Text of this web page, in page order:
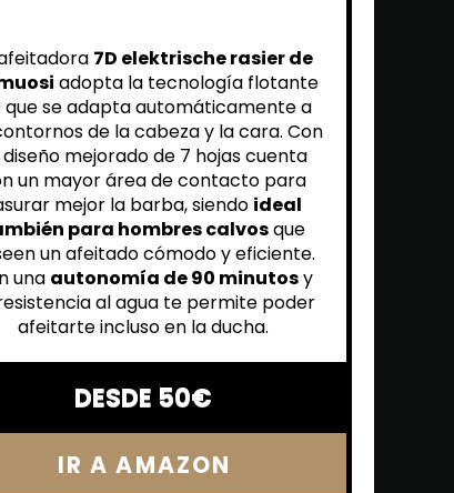
7D elektrische rasier de
adopta la tecnología flotante
que se adapta automáticamente a
de la cabeza y la cara. Con
diseño mejorado de 7 hojas cuenta
un mayor área de contacto para
mejor la barba, siendo ideal
para hombres calvosque
un afeitado cómodo y eficiente.
una autonomía de 90 minutosy
al agua te permite poder
afeitarte incluso en la ducha.
DESDE 50€
IR A AMAZON